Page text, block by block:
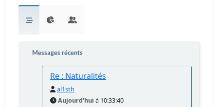
Messages récents
Re : Naturalités
al1sth
Aujourd'hui à 10:33:40